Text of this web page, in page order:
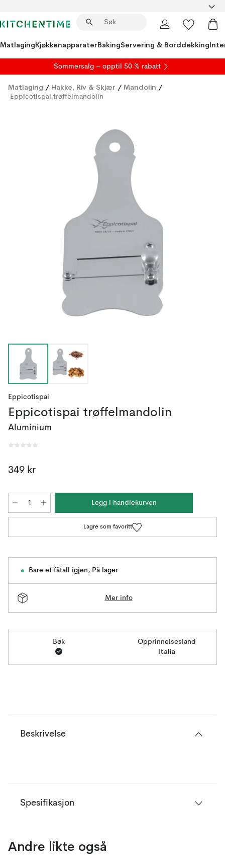
MatlagingKjøkkenapparaterBakingServering & Borddekking
Sommersalg – opptil 50 % rabatt
Matlaging / Hakke, Riv & Skjær / Mandolin /
Eppicotispai trøffelmandolin
Eppicotispai
Eppicotispai trøffelmandolin
Aluminium
349 kr
Legg i handlekurven
Lagre som favoritt
Bare et fåtall igjen, På lager
Mer info
Bøk Opprinnelsesland
Italia
Beskrivelse
Spesifikasjon
Andre likte også